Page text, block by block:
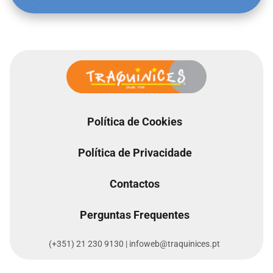
Política de Cookies
Política de Privacidade
Contactos
Perguntas Frequentes
(+351) 21 230 9130 | infoweb@traquinices.pt